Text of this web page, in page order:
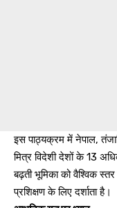
इस पाठ्यक्रम में नेपाल,
मित्र विदेशी देशों के 13
बढ़ती भूमिका को वैश्विक
प्रशिक्षण के लिए दर्शाता है।